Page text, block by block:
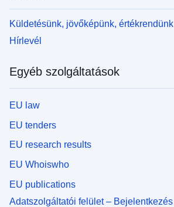
Küldetésünk, jövőképünk, értékrendünk
Hírlevél
Egyéb szolgáltatások
EU law
EU tenders
EU research results
EU Whoiswho
EU publications
Adatszolgáltatói felület – Bejelentkezés